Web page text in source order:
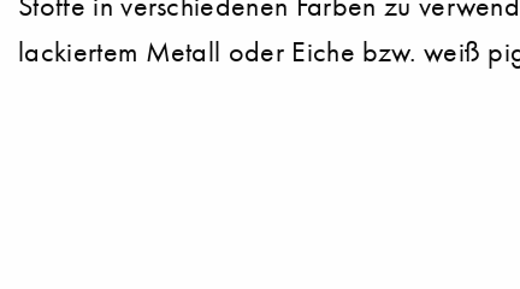
lackiertem Metall oder Eiche bzw. weiß